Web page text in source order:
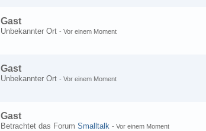
Gast
Unbekannter Ort - Vor einem Moment
Gast
Unbekannter Ort - Vor einem Moment
Gast
Betrachtet das Forum Smalltalk - Vor einem Moment